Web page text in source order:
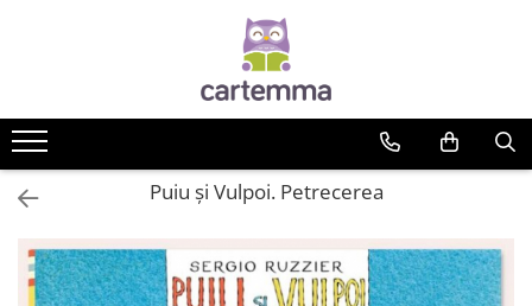
Tematică
Craciun
Activități
Atlase si enciclopedii
Carte de bucate
Puiu și Vulpoi. Petrecerea